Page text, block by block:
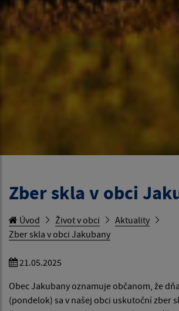
Zber skla v obci
Úvod Život v obci
Aktuality
Zber skla v obci Jakubany
21.05.2025
Obec Jakubany oznamuje občanom, že
(pondelok) sa v našej obci uskutoční zber